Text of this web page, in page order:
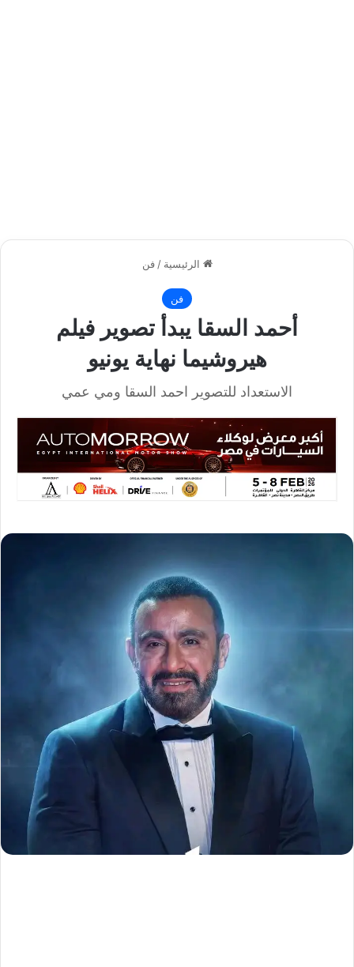
الرئيسية / فن
فن
أحمد السقا يبدأ تصوير فيلم
هيروشيما نهاية يونيو
الاستعداد للتصوير احمد السقا ومي عمي